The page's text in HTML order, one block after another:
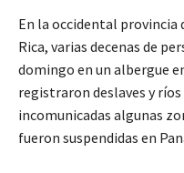
En la occidental provincia
Rica, varias decenas de
domingo en un albergue
registraron deslaves y
incomunicadas algunas
fueron suspendidas en